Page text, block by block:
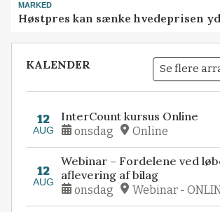
MARKED
Høstpres kan sænke hvedeprisen
KALENDER Se flere
12
AUG
InterCount kursus Online
onsdag Online
12
AUG
Webinar – Fordelene ved
aflevering af bilag
onsdag Webinar -